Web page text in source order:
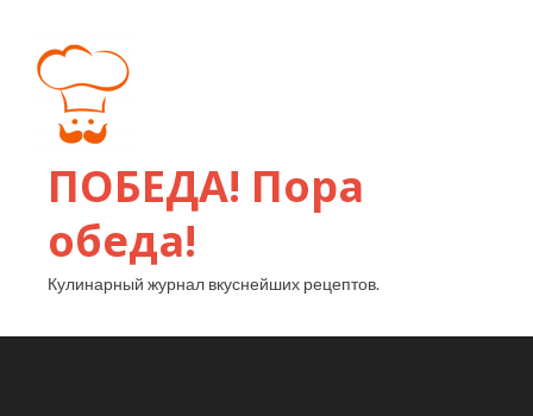
ПОБЕДА! Пора
обеда!
Кулинарный журнал вкуснейших рецептов.